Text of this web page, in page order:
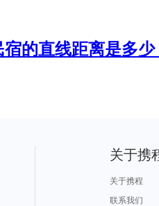
的直线距离是多
关于携
关于携程
联系我们